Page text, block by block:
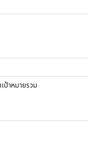
ป้าหมายรวม